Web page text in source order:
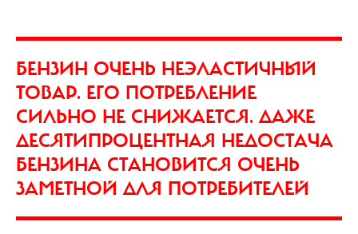
БЕНЗИН ОЧЕНЬ НЕЭЛАСТИЧНЫЙ
ТОВАР. ЕГО ПОТРЕБЛЕНИЕ
СИЛЬНО НЕ СНИЖАЕТСЯ. ДАЖЕ
ДЕСЯТИПРОЦЕНТНАЯ НЕДОСТАЧА
БЕНЗИНА СТАНОВИТСЯ ОЧЕНЬ
ЗАМЕТНОЙ ДЛЯ ПОТРЕБИТЕЛЕЙ